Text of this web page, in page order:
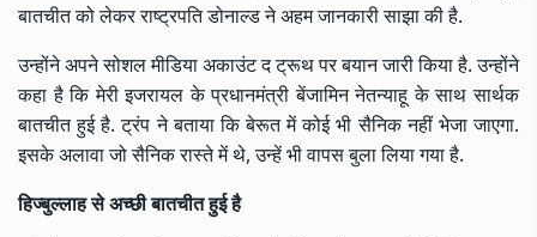
बातचीत को लेकर राष्ट्रपति डोनाल्ड ने अहम जानकारी साझा की है.
उन्होंने अपने सोशल मीडिया अकाउंट द ट्रूथ पर बयान जारी किया है. उन्होंने
कहा है कि मेरी इजरायल के प्रधानमंत्री बेंजामिन नेतन्याहू के साथ सार्थक
बातचीत हुई है. ट्रंप ने बताया कि बेरूत में कोई भी सैनिक नहीं भेजा जाएगा.
इसके अलावा जो सैनिक रास्ते में थे, उन्हें भी वापस बुला लिया गया है.
हिज्बुल्लाह से अच्छी बातचीत हुई है